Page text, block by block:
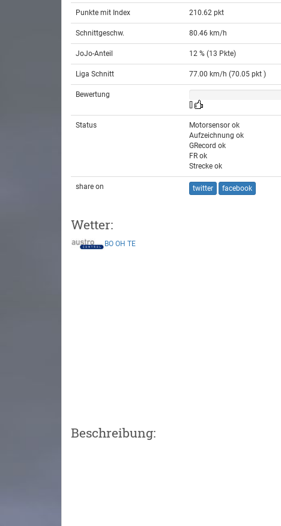
Punkte mit Index 210.62 pkt
Schnittgeschw. 80.46 km/h
JoJo-Anteil 12 % (13 Pkte)
Liga Schnitt 77.00 km/h (70.05 pkt )
Bewertung
[]
Status
Motorsensor ok
Aufzeichnung ok
GRecord ok
FR ok
Strecke ok
share on twitter facebook
Wetter:
BO OH TE
Beschreibung: